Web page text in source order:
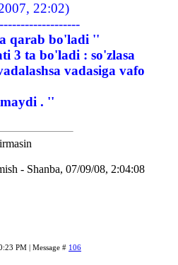
22:02)
qarab bo'ladi ''
3 ta bo'ladi : so'zlasa
vadasiga vafo
. ''
- Shanba, 07/09/08, 2:04:08
PM | Message # 106